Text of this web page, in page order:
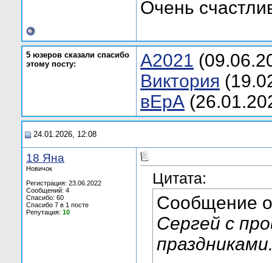
Очень
5 юзеров сказали спасибо
этому посту:
A2021
Bиктория
вЕрA
24.01.2026, 12:08
18 Яна
Новичок
Регистрация: 23.06.2022
Сообщений: 4
Спасибо: 60
Спасибо 7 в 1 посте
Репутация: 10
Цитата:
Сообщение
Сергей с